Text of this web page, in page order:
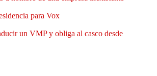
para Vox
un VMP y obliga al casco desde